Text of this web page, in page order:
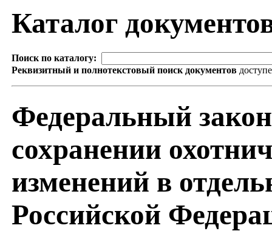
Каталог
Поиск по каталогу:
Реквизитный и полнотекстовый поиск документов
Федеральный
сохранении
изменений в
Российской